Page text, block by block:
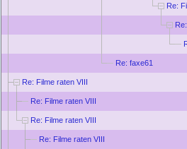
Re:
Re: faxe61
Re: Filme raten VIII
Re: Filme raten VIII
Re: Filme raten VIII
Re: Filme raten VIII